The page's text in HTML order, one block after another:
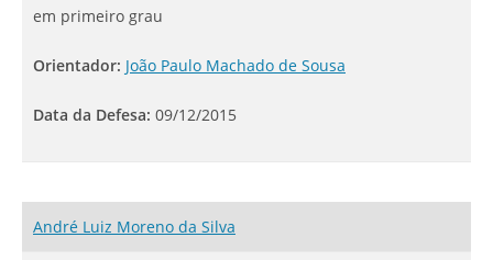
em primeiro grau
Orientador: João Paulo Machado de Sousa
Data da Defesa: 09/12/2015
André Luiz Moreno da Silva